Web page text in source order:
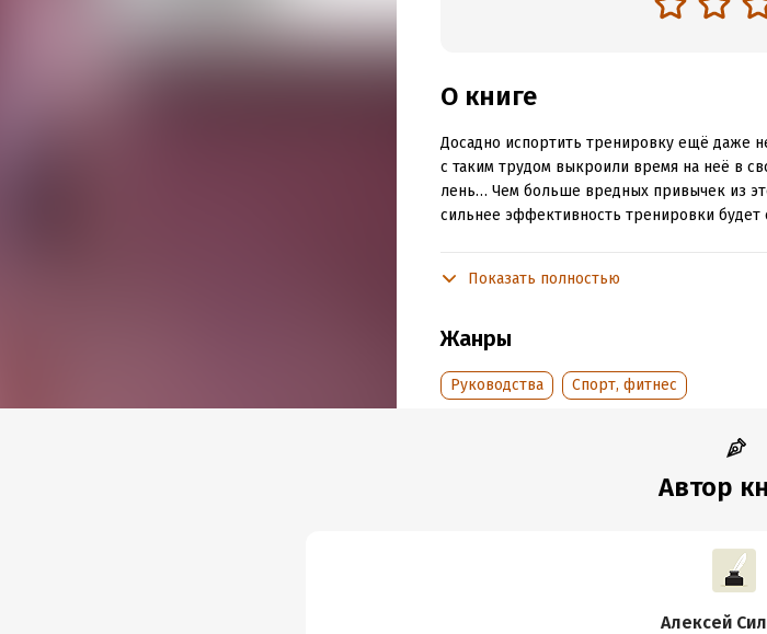
О книге
Досадно испортить тренировку ещё даже
с таким трудом выкроили время на неё в
лень… Чем больше вредных привычек из
сильнее эффективность тренировки будет
Подробная информация
Год издания:
Показать полностью
Жанры
Руководства Спорт, фитнес
Автор
Алексей